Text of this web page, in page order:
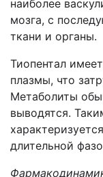
наиболее
мозга, с
ткани и органы.
Тиопентал
плазмы, что
Метаболиты
выводятся.
длительной